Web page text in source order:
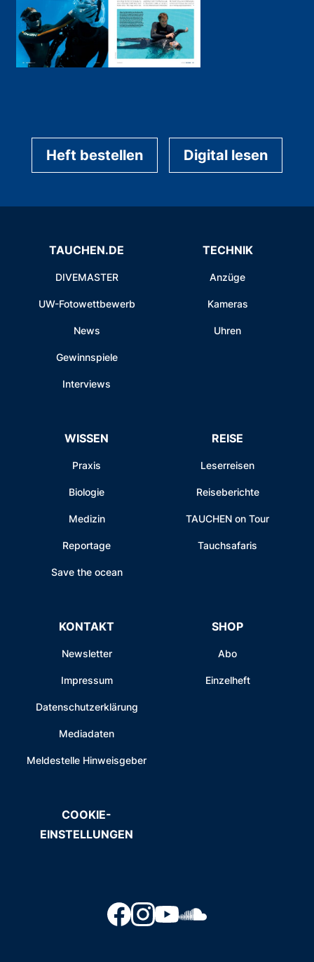
Heft bestellen Digital lesen
TAUCHEN.DE
DIVEMASTER
UW-Fotowettbewerb
News
Gewinnspiele
Interviews
TECHNIK
Anzüge
Kameras
Uhren
WISSEN
Praxis
Biologie
Medizin
Reportage
Save the ocean
REISE
Leserreisen
Reiseberichte
TAUCHEN on Tour
Tauchsafaris
KONTAKT
Newsletter
Impressum
Datenschutzerklärung
Mediadaten
Meldestelle Hinweisgeber
SHOP
Abo
Einzelheft
COOKIE-
EINSTELLUNGEN